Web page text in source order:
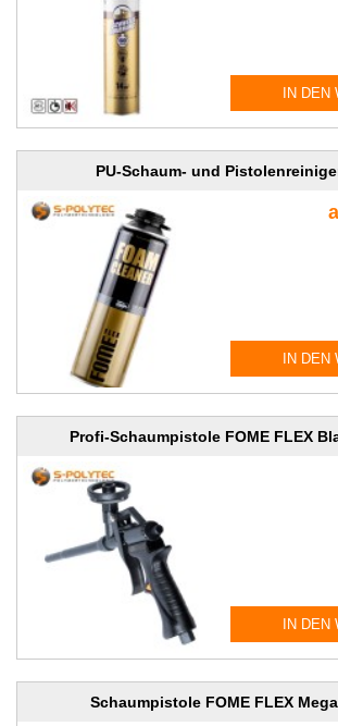
IN DEN
PU-Schaum- und
IN DEN
Profi-Schaumpistole FOME FLEX
IN DEN
Schaumpistole FOME FLEX